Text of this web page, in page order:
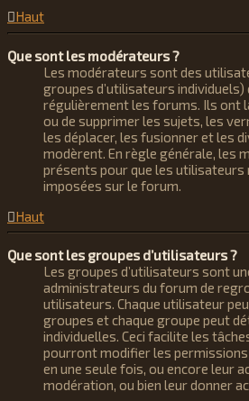
Haut
Que sont les modérateurs ?
Les modérateurs sont des
groupes d’utilisateurs
régulièrement les forums. Ils ont
ou de supprimer les sujets, les
les déplacer, les fusionner et les
modèrent. En règle générale, les
présents pour que les
imposées sur le forum.
Haut
Que sont les groupes d’utilisateurs ?
Les groupes d’utilisateurs sont
administrateurs du forum de
utilisateurs. Chaque utilisateur
groupes et chaque groupe peut
individuelles. Ceci facilite les
pourront modifier les
en une seule fois, ou encore leur
modération, ou bien leur donner